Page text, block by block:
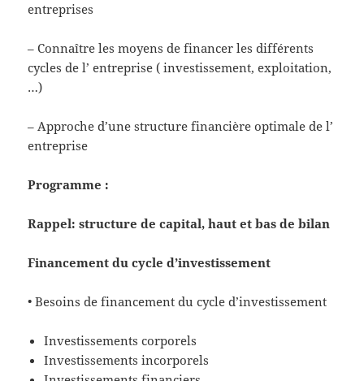
entreprises
– Connaître les moyens de financer les différents
cycles de l’ entreprise ( investissement, exploitation,
…)
– Approche d’une structure financière optimale de l’
entreprise
Programme :
Rappel: structure de capital, haut et bas de bilan
Financement du cycle d’investissement
• Besoins de financement du cycle d’investissement
Investissements corporels
Investissements incorporels